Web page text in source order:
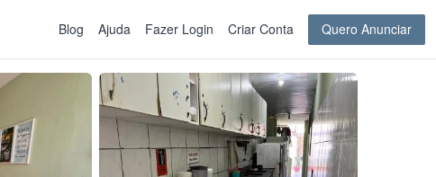
Blog Ajuda Fazer Login Criar Conta Quero Anunciar